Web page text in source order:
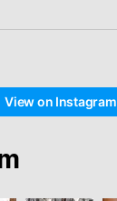
View on Instagram